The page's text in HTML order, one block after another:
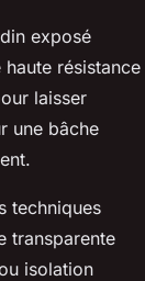
exposé
résistance
laisser
une bâche
techniques
transparente
isolation